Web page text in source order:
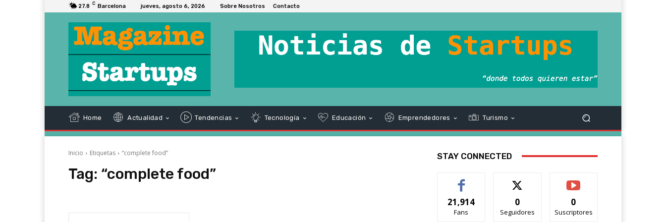
27.8 C Barcelona jueves, agosto 6, 2026 Sobre Nosotros Contacto
Home Actualidad Tendencias Tecnología Educación Emprendedores Turismo
Inicio Etiquetas “complete food”
Tag: “complete food”
STAY CONNECTED
21,914
Fans
0
Seguidores
0
Suscriptores